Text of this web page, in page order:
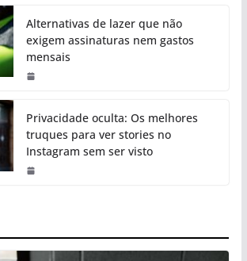
Alternativas de lazer que não
exigem assinaturas nem gastos
mensais
Privacidade oculta: Os melhores
truques para ver stories no
Instagram sem ser visto